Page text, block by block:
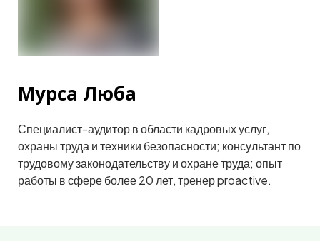
Мурса Люба
Специалист-аудитор в области кадровых услуг,
охраны труда и техники безопасности; консультант по
трудовому законодательству и охране труда; опыт
работы в сфере более 20 лет, тренер proactive.